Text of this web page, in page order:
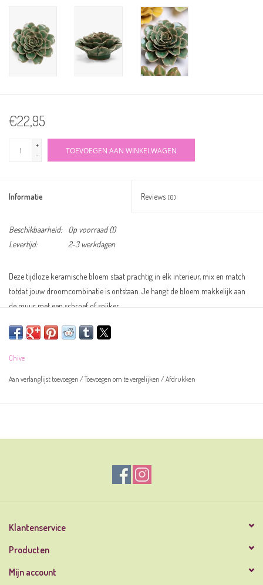
€22,95
+
-
TOEVOEGEN AAN WINKELWAGEN
Informatie Reviews (0)
Beschikbaarheid: Op voorraad(1)
Levertijd:
2-3 werkdagen
Deze tijdloze keramische bloem staat prachtig in elk interieur, mix en match
totdat jouw droomcombinatie is ontstaan. Je hangt de bloem makkelijk aan
de muur met een schroef of spijker.
afmeting: 8.9x4.1cm
kleur: groen
Chive
Aan verlanglijst toevoegen /Toevoegen om te vergelijken /Afdrukken
Klantenservice
Producten
Mijn account